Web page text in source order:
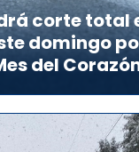
corte total
domingo
del